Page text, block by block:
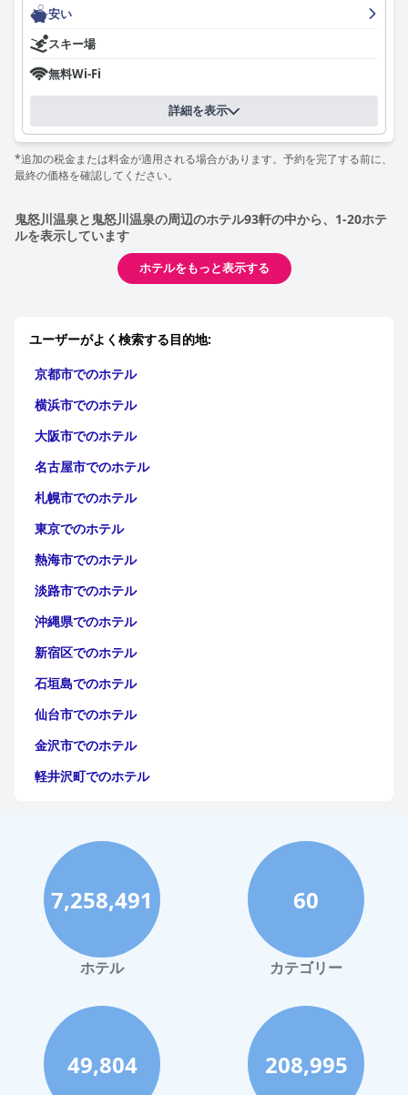
安い
スキー場
無料Wi-Fi
詳細を表示
*追加の税金または料金が適用される場合があります。予約を完了する前に、
最終の価格を確認してください。
鬼怒川温泉と鬼怒川温泉の周辺のホテル93軒の中から、1-20ホテ
ルを表示しています
ホテルをもっと表示する
ユーザーがよく検索する目的地:
京都市でのホテル
横浜市でのホテル
大阪市でのホテル
名古屋市でのホテル
札幌市でのホテル
東京でのホテル
熱海市でのホテル
淡路市でのホテル
沖縄県でのホテル
新宿区でのホテル
石垣島でのホテル
仙台市でのホテル
金沢市でのホテル
軽井沢町でのホテル
神戸市でのホテル
宮古島でのホテル
函館市でのホテル
ハワイイでのホテル
鎌倉市でのホテル
小樽市でのホテル
熊本市でのホテル
洞爺湖でのホテル
7,258,491
ホテル
60
カテゴリー
49,804 208,995